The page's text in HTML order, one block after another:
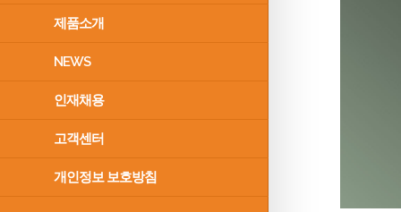
제품소개
NEWS
인재채용
고객센터
개인정보 보호방침